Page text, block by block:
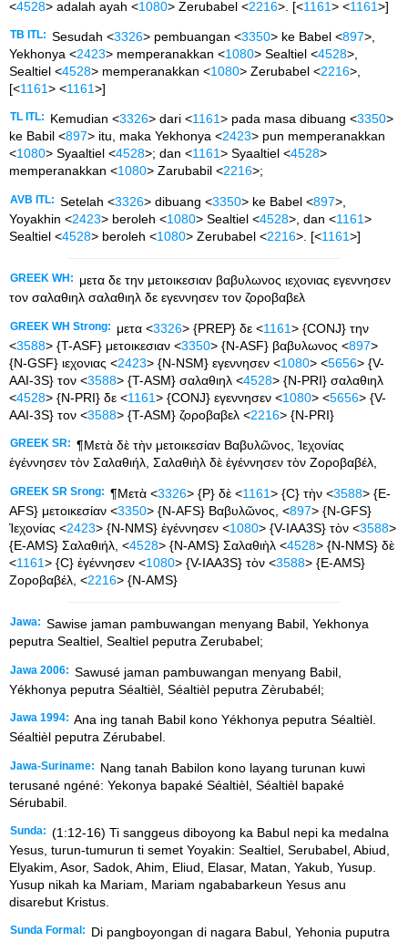
<4528> adalah ayah <1080> Zerubabel <2216>. [<1161> <1161>]
TB ITL: Sesudah <3326> pembuangan <3350> ke Babel <897>,
Yekhonya <2423> memperanakkan <1080> Sealtiel <4528>,
Sealtiel <4528> memperanakkan <1080> Zerubabel <2216>,
[<1161> <1161>]
TL ITL: Kemudian <3326> dari <1161> pada masa dibuang <3350>
ke Babil <897> itu, maka Yekhonya <2423> pun memperanakkan
<1080> Syaaltiel <4528>; dan <1161> Syaaltiel <4528>
memperanakkan <1080> Zarubabil <2216>;
AVB ITL: Setelah <3326> dibuang <3350> ke Babel <897>,
Yoyakhin <2423> beroleh <1080> Sealtiel <4528>, dan <1161>
Sealtiel <4528> beroleh <1080> Zerubabel <2216>. [<1161>]
GREEK WH:
μετα δε την μετοικεσιαν βαβυλωνος ιεχονιας εγεννησεν
τον σαλαθιηλ σαλαθιηλ δε εγεννησεν τον ζοροβαβελ
GREEK WH Strong: μετα <3326> {PREP} δε <1161> {CONJ} την
<3588> {T-ASF} μετοικεσιαν <3350> {N-ASF} βαβυλωνος <897>
{N-GSF} ιεχονιας <2423> {N-NSM} εγεννησεν <1080> <5656> {V-
AAI-3S} τον <3588> {T-ASM} σαλαθιηλ <4528> {N-PRI} σαλαθιηλ
<4528> {N-PRI} δε <1161> {CONJ} εγεννησεν <1080> <5656> {V-
AAI-3S} τον <3588> {T-ASM} ζοροβαβελ <2216> {N-PRI}
GREEK SR: ¶Μετὰ δὲ τὴν μετοικεσίαν Βαβυλῶνος, Ἰεχονίας
ἐγέννησεν τὸν Σαλαθιήλ, Σαλαθιὴλ δὲ ἐγέννησεν τὸν Ζοροβαβέλ,
GREEK SR Srong: ¶Μετὰ <3326> {P} δὲ <1161> {C} τὴν <3588> {E-
AFS} μετοικεσίαν <3350> {N-AFS} Βαβυλῶνος, <897> {N-GFS}
Ἰεχονίας <2423> {N-NMS} ἐγέννησεν <1080> {V-IAA3S} τὸν <3588>
{E-AMS} Σαλαθιήλ, <4528> {N-AMS} Σαλαθιὴλ <4528> {N-NMS} δὲ
<1161> {C} ἐγέννησεν <1080> {V-IAA3S} τὸν <3588> {E-AMS}
Ζοροβαβέλ, <2216> {N-AMS}
Jawa: Sawise jaman pambuwangan menyang Babil, Yekhonya
peputra Sealtiel, Sealtiel peputra Zerubabel;
Jawa 2006: Sawusé jaman pambuwangan menyang Babil,
Yékhonya peputra Séaltièl, Séaltièl peputra Zèrubabél;
Jawa 1994: Ana ing tanah Babil kono Yékhonya peputra Séaltièl.
Séaltièl peputra Zérubabel.
Jawa-Suriname:
Nang tanah Babilon kono layang turunan kuwi
terusané ngéné: Yekonya bapaké Séaltièl, Séaltièl bapaké
Sérubabil.
Sunda: (1:12-16) Ti sanggeus diboyong ka Babul nepi ka medalna
Yesus, turun-tumurun ti semet Yoyakin: Sealtiel, Serubabel, Abiud,
Elyakim, Asor, Sadok, Ahim, Eliud, Elasar, Matan, Yakub, Yusup.
Yusup nikah ka Mariam, Mariam ngababarkeun Yesus anu
disarebut Kristus.
Sunda Formal: Di pangboyongan di nagara Babul, Yehonia puputra